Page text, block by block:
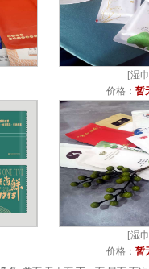
[湿巾
价格： 暂
[湿巾
价格： 暂